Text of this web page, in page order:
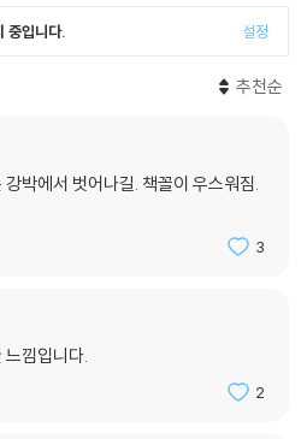
. 정말 열심히 했다.
론은 뭔가?”
겨우 만난 지도 교수는 내게 물었다. 내
지도 않았다. ‘내 이론이라니?’ 그때까지
었다. 그것도 매일같이 데모, 수업 거부,
었다. 내 이론은 무슨!
는 것이 아니라고 생각했다. 그런데 지
내게, 내 이론이 뭐냐고 묻고 있는 것이
로는 어림 반 푼어치도 없다고 했다. 스스
각해서 다시 오라고 했다.
는 질문이었다. 학문적 문제의식이 있느
중입니다. 설정
추천순
박에서 벗어나길. 책꼴이 우스워짐.
3
느낌입니다.
2